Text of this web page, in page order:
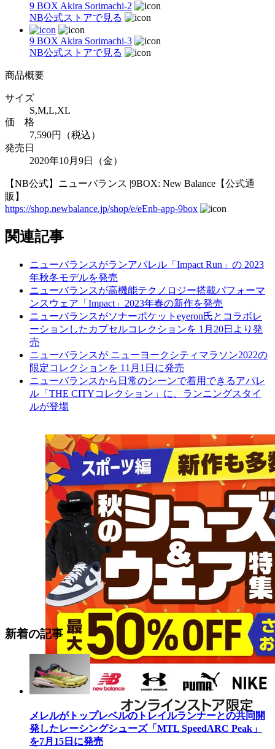
9 BOX Akira Sorimachi-2
NB公式ストアで見る
9 BOX Akira Sorimachi-3
NB公式ストアで見る
商品概要
サイズ
S,M,L,XL
価 格
7,590円（税込）
発売日
2020年10月9日（金）
【NB公式】ニューバランス |9BOX: New Balance【公式通
販】
https://shop.newbalance.jp/shop/e/eEnb-app-9box
関連記事
ニューバランスがランアパレル「Impact Run」の 2023
年秋冬モデルを発売
ニューバランスが高機能テクノロジー搭載パフォーマ
ンスウェア「Impact」2023年春の新作を発売
ニューバランスがソナーポケットeyeron氏とコラボレ
ーションしたカプセルコレクションを 1月20日より発
売
ニューバランスが ニューヨークシティマラソン2022の
限定コレクションを 11月1日に発売
ニューバランスから日常のシーンで着用できるアパレ
ル「THE CITYコレクション」に、ランニングスタイ
ルが登場
新着の記事
メレルがトップレベルのトレイルランナーとの共同開
発したレーシングシューズ「MTL SpeedARC Peak」
を7月15日に発売